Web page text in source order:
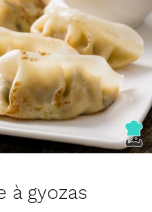
à gyozas